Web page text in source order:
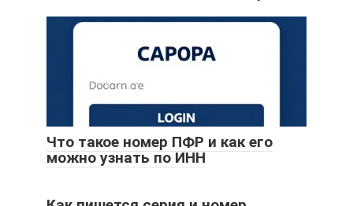
Что такое номер ПФР и как его
можно узнать по ИНН